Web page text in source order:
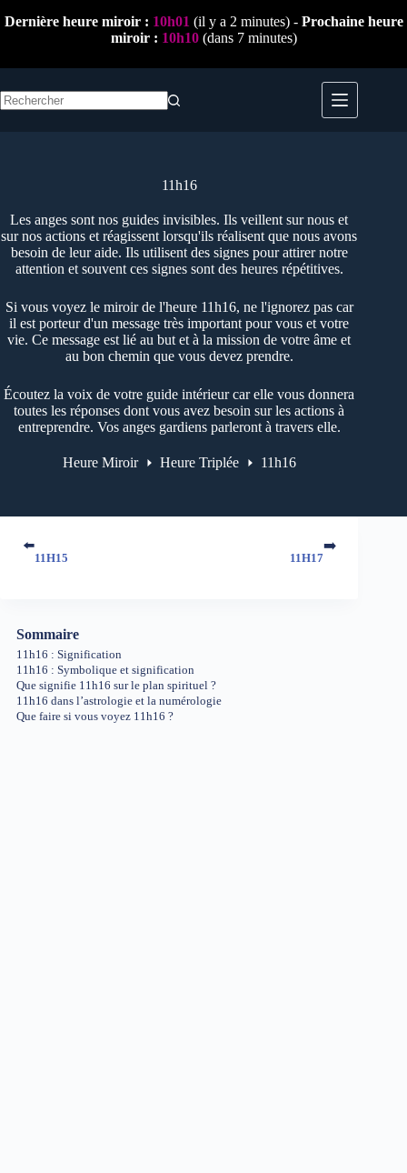
auDernière heure miroir : 10h01 (il y a 2 minutes) - Prochaine heure
miroir : 10h10(dans 7 minutes)
11h16
Les anges sont nos guides invisibles. Ils veillent sur nous et
sur nos actions et réagissent lorsqu'ils réalisent que nous avons
besoin de leur aide. Ils utilisent des signes pour attirer notre
attention et souvent ces signes sont des heures répétitives.
Si vous voyez le miroir de l'heure 11h16, ne l'ignorez pas car
il est porteur d'un message très important pour vous et votre
vie. Ce message est lié au but et à la mission de votre âme et
au bon chemin que vous devez prendre.
Écoutez la voix de votre guide intérieur car elle vous donnera
toutes les réponses dont vous avez besoin sur les actions à
entreprendre. Vos anges gardiens parleront à travers elle.
Heure Miroir Heure Triplée 11h16
⬅️
11H15 11H17
➡️
Sommaire
11h16 : Signification
11h16 : Symbolique et signification
Que signifie 11h16 sur le plan spirituel ?
11h16 dans l’astrologie et la numérologie
Que faire si vous voyez 11h16 ?